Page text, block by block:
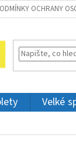
OCHRANY
Velké